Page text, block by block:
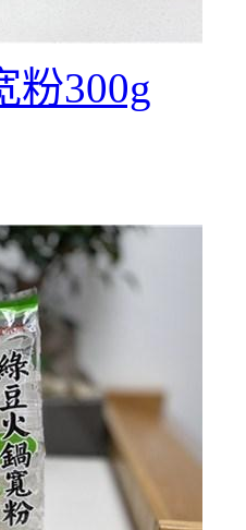
粉300g